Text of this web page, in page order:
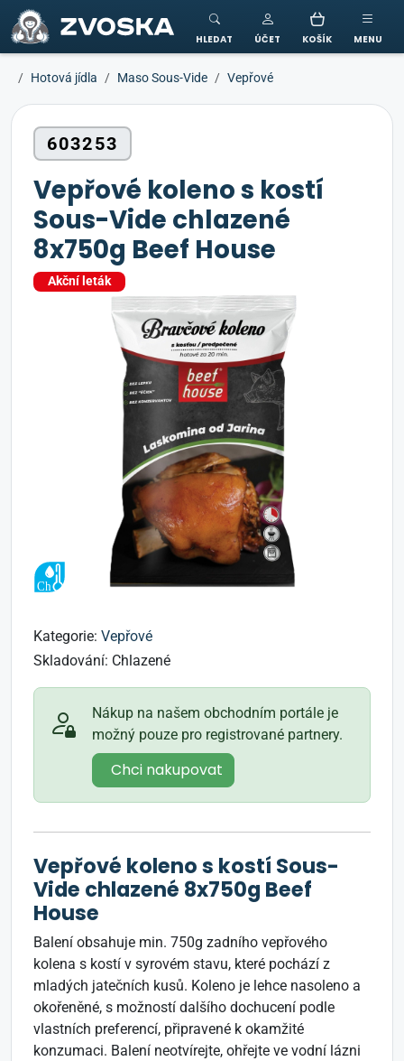
ZVOSKA
HLEDAT ÚČET KOŠÍK MENU
Hotová jídla Maso Sous-Vide Vepřové
603253
Vepřové koleno s kostí
Sous-Vide chlazené
8x750g Beef House
Akční leták
Kategorie: Vepřové
Skladování: Chlazené
Nákup na našem obchodním portále je
možný pouze pro registrované partnery.
Chci nakupovat
Vepřové koleno s kostí Sous-
Vide chlazené 8x750g Beef
House
Balení obsahuje min. 750g zadního vepřového
kolena s kostí v syrovém stavu, které pochází z
mladých jatečních kusů. Koleno je lehce nasoleno a
okořeněné, s možností dalšího dochucení podle
vlastních preferencí, připravené k okamžité
konzumaci. Balení neotvírejte, ohřejte ve vodní lázni